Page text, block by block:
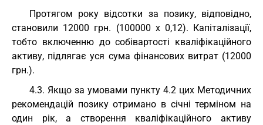
Протягом року відсотки за позику, відповідно,
становили 12000 грн. (100000 х 0,12). Капіталізації,
тобто включенню до собівартості кваліфікаційного
активу, підлягає уся сума фінансових витрат (12000
грн.).
4.3. Якщо за умовами пункту 4.2 цих Методичних
рекомендацій позику отримано в січні терміном на
один рік, а створення кваліфікаційного активу